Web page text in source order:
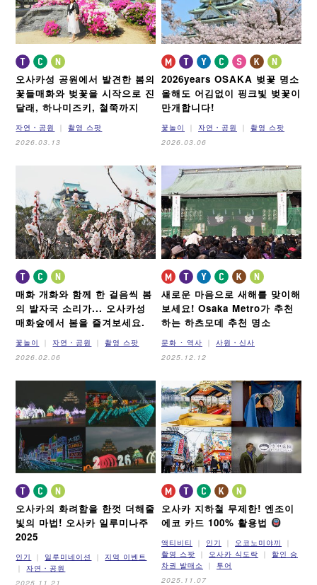
오사카성 공원에서 발견한 봄의
꽃들매화와 벚꽃을 시작으로 진
달래, 하나미즈키, 철쭉까지
자연・공원
촬영 스팟
2026.03.13
2026years OSAKA 벚꽃 명소
올해도 어김없이 핑크빛 벚꽃이
만개합니다!
꽃놀이 자연・공원
촬영 스팟
2026.03.06
매화 개화와 함께 한 걸음씩 봄
의 발자국 소리가... 오사카성
매화숲에서 봄을 즐겨보세요.
꽃놀이 자연・공원
촬영 스팟
2026.02.06
새로운 마음으로 새해를 맞이해
보세요!Osaka Metro가 추천
하는 하츠모데 추천 명소
문화 ･ 역사
사원・신사
2025.12.12
오사카의 화려함을 한껏 더해줄
빛의 마법! 오사카 일루미나주
2025
인기 일루미네이션
지역 이벤트
자연・공원
2025.11.21
오사카 지하철 무제한! 엔조이
에코 카드 100% 활용법
액티비티 인기
오코노미야끼
촬영 스팟
오사카 식도락
할인 승
차권 발매소
투어
2025.11.07